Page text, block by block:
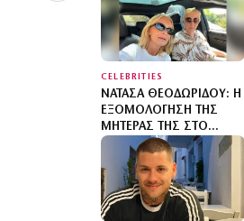
ΤΗΣ ΜΕ ΤΟΝ ΣΎΖΥΓΌ
ΤΗΣ, ΑΝΤΡΈΑ ΓΕΩΡΓΊΟΥ
CELEBRITIES
ΝΑΤΆΣΑ ΘΕΟΔΩΡΊΔΟΥ: Η
ΕΞΟΜΟΛΌΓΗΣΗ ΤΗΣ
ΜΗΤΈΡΑΣ ΤΗΣ ΣΤΟ
ΑΥΤΟΚΊΝΗΤΟ – «ΈΧΩ ΤΟ
ΚΑΛΎΤΕΡΟ ΠΑΙΔΊ ΤΟΥ
ΚΌΣΜΟΥ»